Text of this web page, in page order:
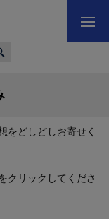
をどしどしお寄せく
クリックしてくださ